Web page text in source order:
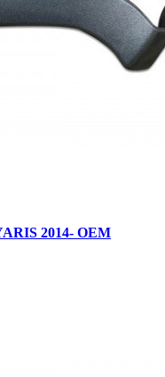
2014- OEM